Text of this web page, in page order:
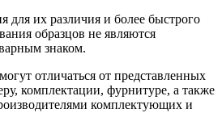
для их различия и более быстрого
образцов не являются
знаком.
отличаться от представленных
комплектации, фурнитуре, а также
комплектующих и